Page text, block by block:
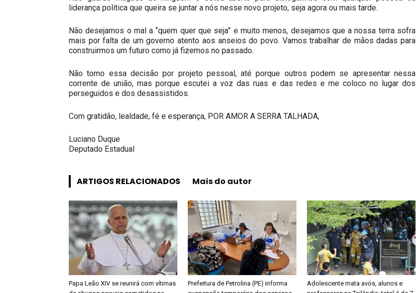
liderança política que queira se juntar a nós nesse novo projeto, seja agora ou mais tarde.
Não desejamos o mal a “quem quer que seja” e muito menos, desejamos que a nossa terra sofra
mais por falta de um governo atento aos anseios do povo. Vamos trabalhar de mãos dadas para
construirmos um futuro como já fizemos no passado.
Não tomo essa decisão por projeto pessoal, até porque outros podem se apresentar nessa
corrente de união, mas porque escutei a voz das ruas e das redes e me coloco no lugar dos
perseguidos e dos desassistidos.
Com gratidão, lealdade, fé e esperança, POR AMOR A SERRA TALHADA,
Luciano Duque
Deputado Estadual
ARTIGOS RELACIONADOS Mais do autor
Papa Leão XIV se reunirá com vítimas
Prefeitura de Petrolina (PE) informa
Adolescente mata avós, alunos e